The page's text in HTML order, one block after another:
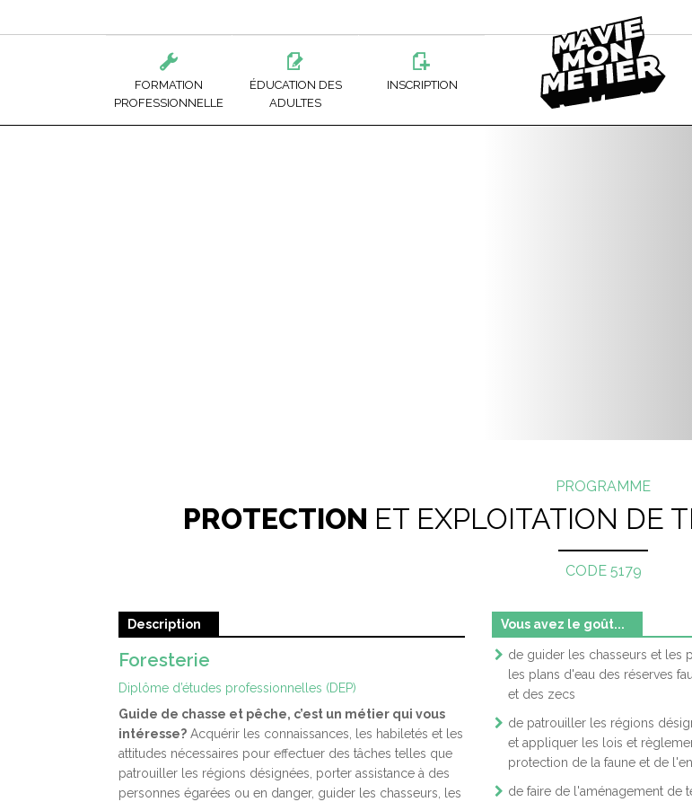
FORMATION
PROFESSIONNELLE
SERVICES SOCIAUX, ÉDUCATIFS ET JURIDIQUES
SOINS ESTHÉTIQUES
ÉDUCATION DES
ADULTES
MANUTENTIONNAIRE EN CENTRE DE DISTRIBUTION
MANŒUVRE EN FABRICATION DE PRODUITS
OPÉRATEUR DE MACHINES DE NETTOYAGE À SEC
PRÉPOSÉ AU SERVICE ALIMENTAIRE
PRÉPOSÉ D’AIDE DANS UN SERVICE DE GARDE
INSCRIPTION
Ma
CENTRE SAINT-LOUIS
PROGRAMME
PROTECTION ET EXPLOITATION DE
CODE 5179
Description
Foresterie
Diplôme d’études professionnelles (DEP)
Guide de chasse et pêche, c’est un métier qui vous
intéresse? Acquérir les connaissances, les habiletés et les
attitudes nécessaires pour effectuer des tâches telles que
patrouiller les régions désignées, porter assistance à des
personnes égarées ou en danger, guider les chasseurs, les
Vous avez le goût...
de guider les chasseurs et les
les plans d'eau des réserves
et des zecs
de patrouiller les régions
et appliquer les lois et
protection de la faune et de
de faire de l'aménagement de